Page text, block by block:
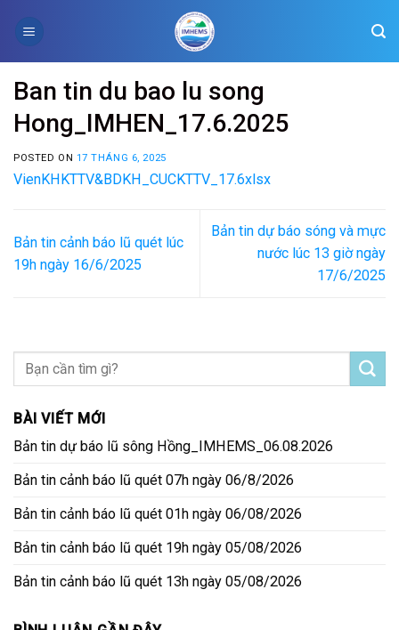
Ban tin du bao lu song
Hong_IMHEN_17.6.2025
POSTED ON 17 THÁNG 6, 2025
VienKHKTTV&BDKH_CUCKTTV_17.6xlsx
Bản tin cảnh báo lũ quét lúc
19h ngày 16/6/2025
Bản tin dự báo sóng và mực
nước lúc 13 giờ ngày
17/6/2025
BÀI VIẾT MỚI
Bản tin dự báo lũ sông Hồng_IMHEMS_06.08.2026
Bản tin cảnh báo lũ quét 07h ngày 06/8/2026
Bản tin cảnh báo lũ quét 01h ngày 06/08/2026
Bản tin cảnh báo lũ quét 19h ngày 05/08/2026
Bản tin cảnh báo lũ quét 13h ngày 05/08/2026